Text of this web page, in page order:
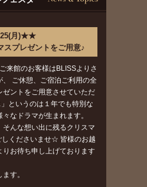
25(月)★★
スプレゼントをご用意♪
来館のお客様はBLISSよりさ
、 ご休憩、ご宿泊ご利用の全
ゼントをご用意させていただ
というのは１年でも特別な
なドラマが生まれます。
そんな想い出に残るクリスマ
しくださいませ☆ 皆様のお越
りお待ち申し上げております
す。